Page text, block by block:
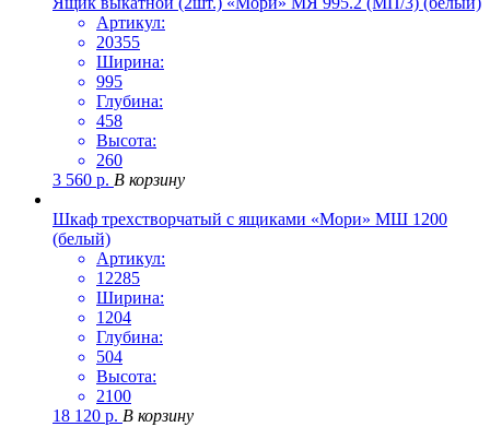
Артикул:
20355
Ширина:
995
Глубина:
458
Высота:
260
3 560 р. В корзину
Шкаф трехстворчатый с ящиками «Мори» МШ 1200
(белый)
Артикул:
12285
Ширина:
1204
Глубина:
504
Высота:
2100
18 120 р. В корзину